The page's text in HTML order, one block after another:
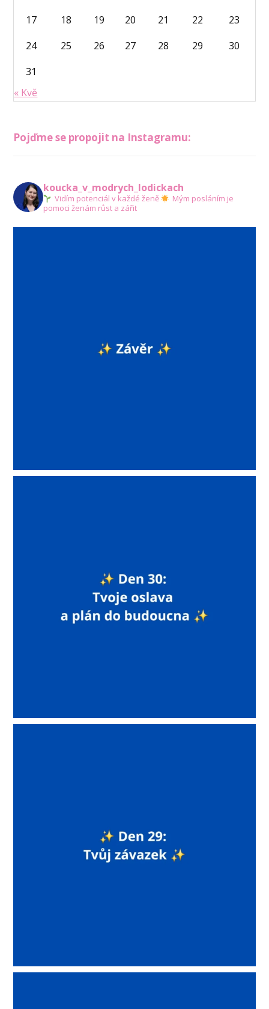
17
18 19 20 21 22
23
24
25 26 27 28 29
30
31
« Kvě
Pojďme se propojit na Instagramu:
koucka_v_modrych_lodickach
Vidím potenciál v každé ženě
Mým posláním je
pomoci ženám růst a zářit